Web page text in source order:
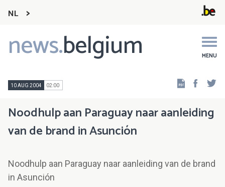
NL
news.belgium MENU
Main
navigation
10 AUG 2004 02:00
Noodhulp aan Paraguay naar aanleiding
van de brand in Asunción
Noodhulp aan Paraguay naar aanleiding van de brand
in Asunción